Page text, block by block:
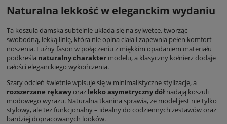
Naturalna lekkość w eleganckim wydaniu
Ta koszula damska subtelnie układa się na sylwetce, tworząc
swobodną, lekką linię, która nie opina ciała i zapewnia pełen komfort
noszenia. Luźny fason w połączeniu z miękkim opadaniem materiału
podkreśla naturalny charakter modelu, a klasyczny kołnierz dodaje
całości eleganckiego wykończenia.
Szary odcień świetnie wpisuje się w minimalistyczne stylizacje, a
rozszerzane rękawyoraz lekko asymetryczny dół nadają koszuli
modowego wyrazu. Naturalna tkanina sprawia, że model jest nie tylko
stylowy, ale też funkcjonalny – idealny do codziennych zestawów oraz
bardziej dopracowanych looków.